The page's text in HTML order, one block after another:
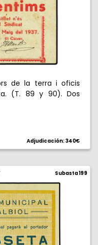
de la terra i oficis
(T. 89 y 90). Dos
Adjudicación: 340€
Subasta 199